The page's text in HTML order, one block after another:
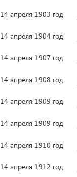
14 апреля 1903 год
14 апреля 1904 год
14 апреля 1907 год
14 апреля 1908 год
14 апреля 1909 год
14 апреля 1909 год
14 апреля 1910 год
14 апреля 1912 год